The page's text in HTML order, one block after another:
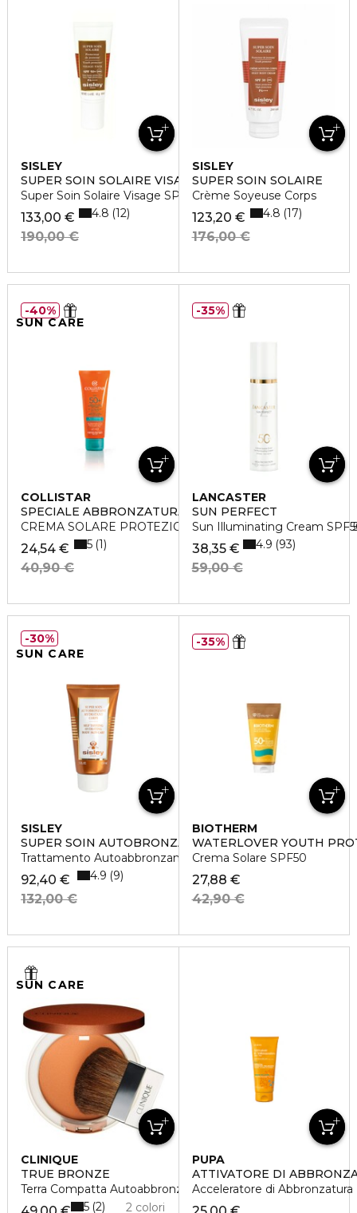
SISLEY
SUPER SOIN SOLAIRE VISAGE SPF50+
Super Soin Solaire Visage SPF 50+
133,00 €
190,00 €
4.8 12
SISLEY
SUPER SOIN SOLAIRE
Crème Soyeuse Corps
123,20 €
176,00 €
4.8 17
SUN CARE
COLLISTAR
SPECIALE ABBRONZATURA PERFETTA
CREMA SOLARE PROTEZIONE ATTIVA VISO-CORPO SPF
24,54 €
40,90 €
5 1
40%
LANCASTER
SUN PERFECT
Sun Illuminating Cream
38,35 €
59,00 €
4.9 93
35%
SUN CARE
SISLEY
SUPER SOIN AUTOBRONZANT HYDRATANT CORPS
Trattamento Autoabbronzante Idratante Corpo
92,40 €
132,00 €
4.9 9
30%
BIOTHERM
WATERLOVER YOUTH
Crema Solare SPF50
27,88 €
42,90 €
35%
SUN CARE
CLINIQUE
TRUE BRONZE
Terra Compatta Autoabbronzante
2 colori
5 2
PUPA
ATTIVATORE DI
Acceleratore di Abbronzatura